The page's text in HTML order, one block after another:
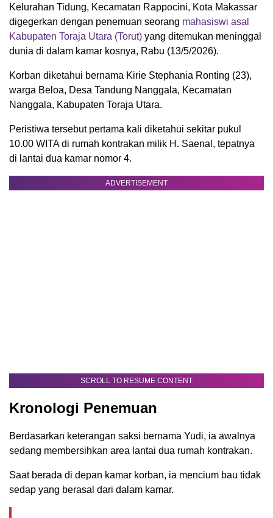
Kelurahan Tidung, Kecamatan Rappocini, Kota Makassar
digegerkan dengan penemuan seorang mahasiswi asal
Kabupaten Toraja Utara (Torut) yang ditemukan meninggal
dunia di dalam kamar kosnya, Rabu (13/5/2026).
Korban diketahui bernama Kirie Stephania Ronting (23),
warga Beloa, Desa Tandung Nanggala, Kecamatan
Nanggala, Kabupaten Toraja Utara.
Peristiwa tersebut pertama kali diketahui sekitar pukul
10.00 WITA di rumah kontrakan milik H. Saenal, tepatnya
di lantai dua kamar nomor 4.
ADVERTISEMENT
SCROLL TO RESUME CONTENT
Kronologi Penemuan
Berdasarkan keterangan saksi bernama Yudi, ia awalnya
sedang membersihkan area lantai dua rumah kontrakan.
Saat berada di depan kamar korban, ia mencium bau tidak
sedap yang berasal dari dalam kamar.